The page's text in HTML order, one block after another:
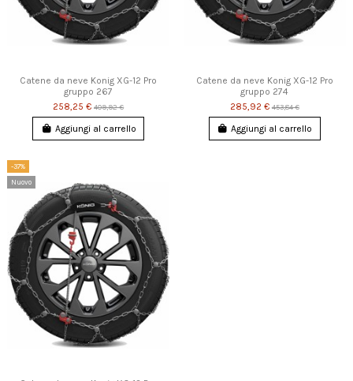
Catene da neve Konig XG-12 Pro
gruppo 267
258,25 €409,92 €
Aggiungi al carrello
Catene da neve Konig XG-12 Pro
gruppo 274
285,92 €453,84 €
Aggiungi al carrello
-37%
Nuovo